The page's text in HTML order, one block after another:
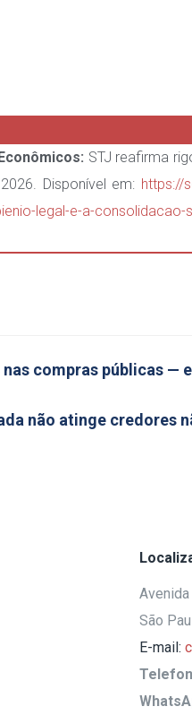
STJ reafirma
Disponível em: https://
legal-e-a-consolidacao-
compras públicas —
não atinge credores
São
E-mail: